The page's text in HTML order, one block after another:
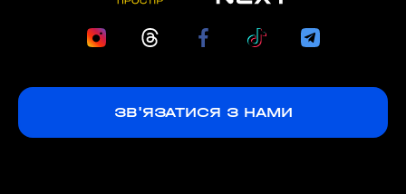
ЗВ'ЯЗАТИСЯ З НАМИ